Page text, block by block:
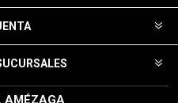
AMÉZAGA